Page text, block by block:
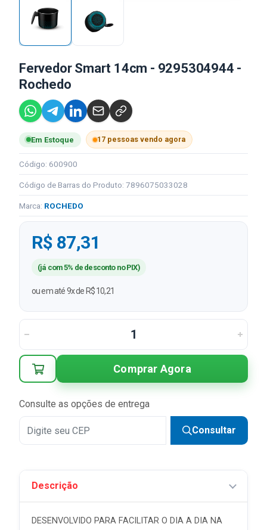
Fervedor Smart 14cm - 9295304944 -
Rochedo
Em Estoque 17 pessoas vendo agora
Código: 600900
Código de Barras do Produto: 7896075033028
Marca: ROCHEDO
R$ 87,31
(já com 5% de desconto no PIX)
ou em até 9x de R$ 10,21
Comprar Agora
Consulte as opções de entrega
Consultar
Descrição
DESENVOLVIDO PARA FACILITAR O DIA A DIA NA